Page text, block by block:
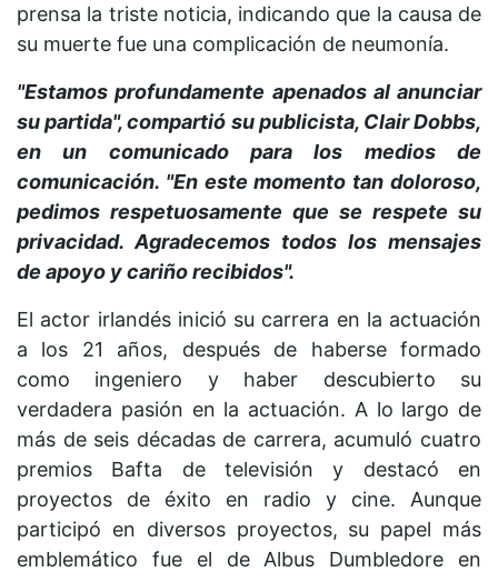
prensa la triste noticia, indicando que la causa de
su muerte fue una complicación de neumonía.
"Estamos profundamente apenados al anunciar
su partida", compartió su publicista, Clair Dobbs,
en un comunicado para los medios de
comunicación. "En este momento tan doloroso,
pedimos respetuosamente que se respete su
privacidad. Agradecemos todos los mensajes
de apoyo y cariño recibidos".
El actor irlandés inició su carrera en la actuación
a los 21 años, después de haberse formado
como ingeniero y haber descubierto su
verdadera pasión en la actuación. A lo largo de
más de seis décadas de carrera, acumuló cuatro
premios Bafta de televisión y destacó en
proyectos de éxito en radio y cine. Aunque
participó en diversos proyectos, su papel más
emblemático fue el de Albus Dumbledore en